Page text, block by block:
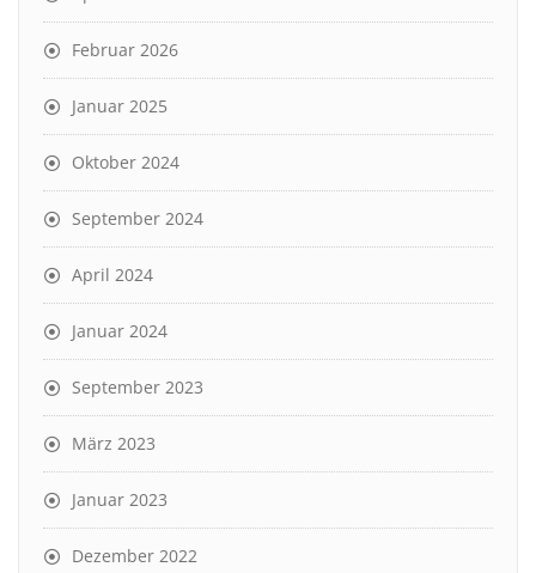
Februar 2026
Januar 2025
Oktober 2024
September 2024
April 2024
Januar 2024
September 2023
März 2023
Januar 2023
Dezember 2022